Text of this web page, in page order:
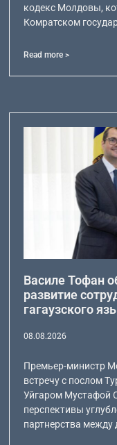
кодекс Молдовы,
Комратском
Read more >
Василе Тофан
развитие
гагаузского
08.08.2026
Премьер-министр
встречу с послом
Уйгаром Мустафой
перспективы
партнерства